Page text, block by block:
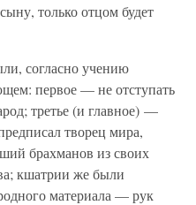
только отцом будет
согласно учению
первое — не отступать
третье (и главное) —
творец мира,
брахманов из своих
кшатрии же были
материала — рук